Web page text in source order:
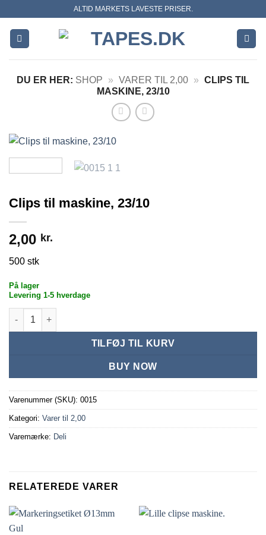
content
ALTID MARKETS LAVESTE PRISER.
DU ER HER: SHOP » VARER TIL 2,00 » CLIPS TIL
MASKINE, 23/10
Clips til maskine, 23/10
2,00 kr.
500 stk
På lager
Levering 1-5 hverdage
Clips til maskine, 23/10 antal
TILFØJ TIL KURV
BUY NOW
Varenummer (SKU): 0015
Kategori: Varer til 2,00
Varemærke: Deli
RELATEREDE VARER